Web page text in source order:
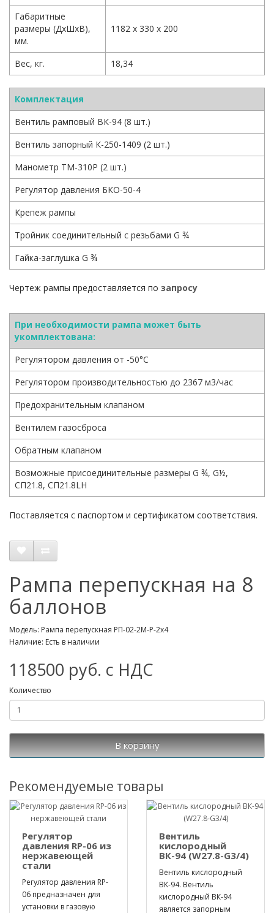
Габаритные
размеры (ДхШхВ),
мм.
1182 х 330 х 200
Вес, кг. 18,34
Комплектация
Вентиль рамповый ВК-94 (8 шт.)
Вентиль запорный К-250-1409 (2 шт.)
Манометр ТМ-310Р (2 шт.)
Регулятор давления БКО-50-4
Крепеж рампы
Тройник соединительный с резьбами G ¾
Гайка-заглушка G ¾
Чертеж рампы предоставляется по запросу
При необходимости рампа может быть
укомплектована:
Регулятором давления от -50°С
Регулятором производительностью до 2367 м3/час
Предохранительным клапаном
Вентилем газосброса
Обратным клапаном
Возможные присоединительные размеры G ¾, G½,
СП21.8, СП21.8LH
Поставляется с паспортом и сертификатом соответствия.
Рампа перепускная на 8
баллонов
Модель: Рампа перепускная РП-02-2М-Р-2х4
Наличие: Есть в наличии
118500 руб. с НДС
Количество
В корзину
Рекомендуемые товары
Регулятор
давления RP-06 из
нержавеющей
стали
Регулятор давления RP-
06 предназначен для
установки в газовую
Вентиль
кислородный
ВК-94 (W27.8-G3/4)
Вентиль кислородный
ВК-94. Вентиль
кислородный ВК-94
является запорным